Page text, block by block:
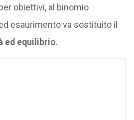
obiettivi, al binomio
esaurimento va sostituito il
ed equilibrio.